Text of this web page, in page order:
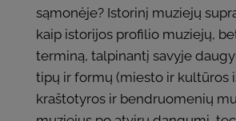
sąmonėje? Istorinį muziejų
kaip istorijos profilio muziejų,
terminą, talpinantį savyje
tipų ir formų (miesto ir kultūros
kraštotyros ir bendruomenių